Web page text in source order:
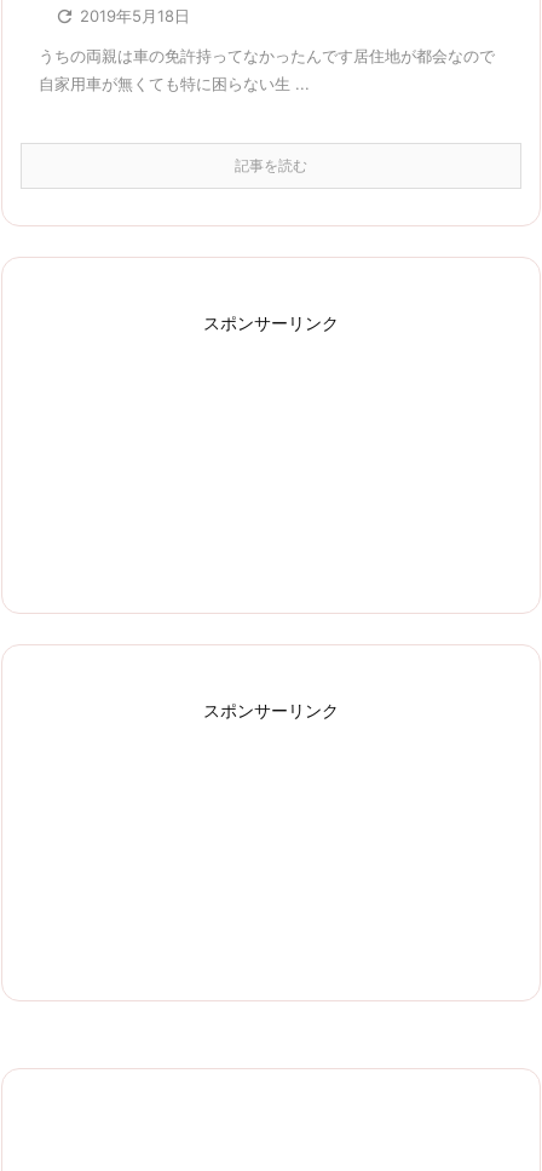
 2019年5月18日
うちの両親は車の免許持ってなかったんです居住地が都会なので
自家用車が無くても特に困らない生 ...
記事を読む
スポンサーリンク
スポンサーリンク